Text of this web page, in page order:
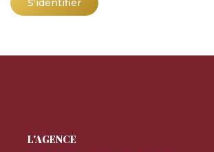
S'identifier
L'AGENCE